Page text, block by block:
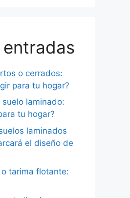
o cerrados:
para tu hogar?
laminado:
tu hogar?
laminados
el diseño de
tarima flotante: